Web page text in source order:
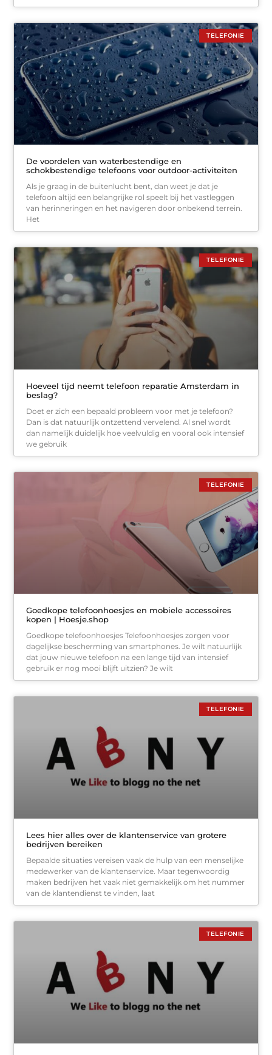
TELEFONIE
De voordelen van waterbestendige en
schokbestendige telefoons voor outdoor-activiteiten
Als je graag in de buitenlucht bent, dan weet je dat je
telefoon altijd een belangrijke rol speelt bij het vastleggen
van herinneringen en het navigeren door onbekend terrein.
Het
TELEFONIE
Hoeveel tijd neemt telefoon reparatie Amsterdam in
beslag?
Doet er zich een bepaald probleem voor met je telefoon?
Dan is dat natuurlijk ontzettend vervelend. Al snel wordt
dan namelijk duidelijk hoe veelvuldig en vooral ook intensief
we gebruik
TELEFONIE
Goedkope telefoonhoesjes en mobiele accessoires
kopen | Hoesje.shop
Goedkope telefoonhoesjes Telefoonhoesjes zorgen voor
dagelijkse bescherming van smartphones. Je wilt natuurlijk
dat jouw nieuwe telefoon na een lange tijd van intensief
gebruik er nog mooi blijft uitzien? Je wilt
TELEFONIE
Lees hier alles over de klantenservice van grotere
bedrijven bereiken
Bepaalde situaties vereisen vaak de hulp van een menselijke
medewerker van de klantenservice. Maar tegenwoordig
maken bedrijven het vaak niet gemakkelijk om het nummer
van de klantendienst te vinden, laat
TELEFONIE